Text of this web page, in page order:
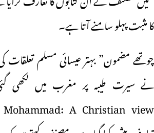
کا مثبت پہلو سامنے آتا ہے۔
چوتھے مضمون” بہتر عیسائی مسلم